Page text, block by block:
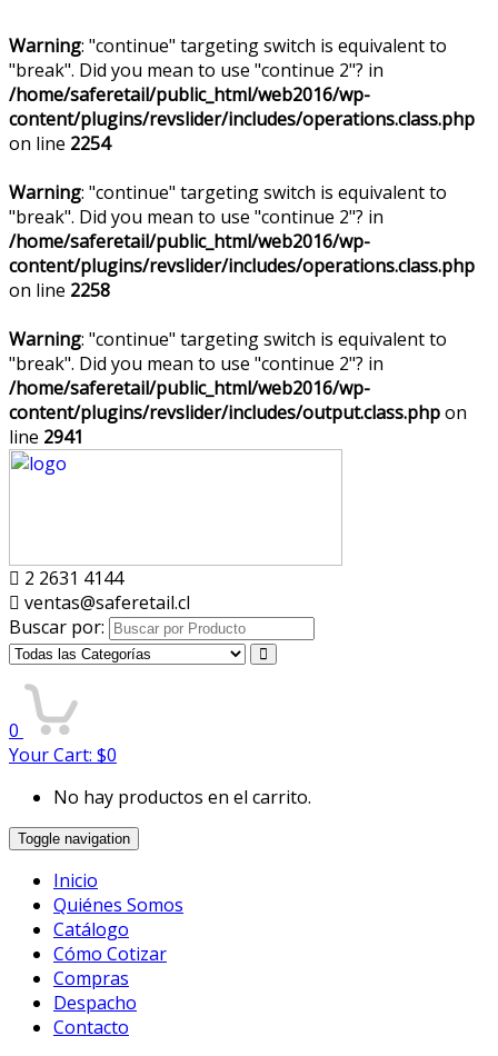
Warning: "continue" targeting switch is equivalent to
"break". Did you mean to use "continue 2"? in
/home/saferetail/public_html/web2016/wp-
content/plugins/revslider/includes/operations.class.php
on line 2254
Warning: "continue" targeting switch is equivalent to
"break". Did you mean to use "continue 2"? in
/home/saferetail/public_html/web2016/wp-
content/plugins/revslider/includes/operations.class.php
on line 2258
Warning: "continue" targeting switch is equivalent to
"break". Did you mean to use "continue 2"? in
/home/saferetail/public_html/web2016/wp-
content/plugins/revslider/includes/output.class.phpon
line 2941
2 2631 4144
ventas@saferetail.cl
Buscar por:
0
Your Cart: $0
No hay productos en el carrito.
Toggle navigation
Inicio
Quiénes Somos
Catálogo
Cómo Cotizar
Compras
Despacho
Contacto